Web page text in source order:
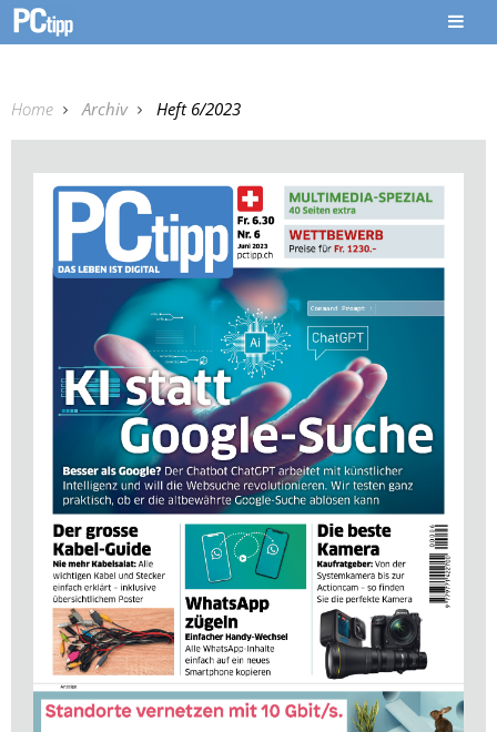
Home Archiv Heft 6/2023